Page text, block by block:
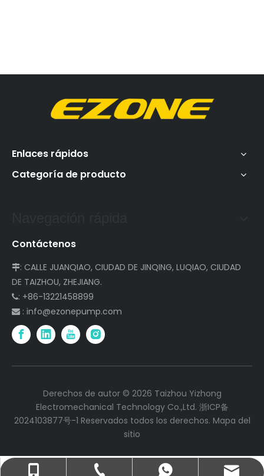
Enlaces rápidos
Categoría de producto
Contáctenos
: CALLE JUANQIAO, CIUDAD DE JINQING, LUQIAO, CIUDAD
DE TAIZHOU, ZHEJIANG.
: +86-13221458899
 : info@ezonepump.com
+86-13221458899
+86-57682711399
+8613221458899
info@ezonepump.com
Derechos de autor © 2026 Taizhou Yizhong
Electromechanical Technology Co.,Ltd. 浙ICP备
2024103877号-1 Reservados todos los derechos. Mapa del
sitio